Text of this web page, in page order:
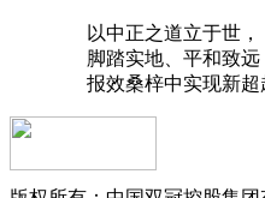
以中正之道立于世，
脚踏实地、平和致远
报效桑梓中实现新超越